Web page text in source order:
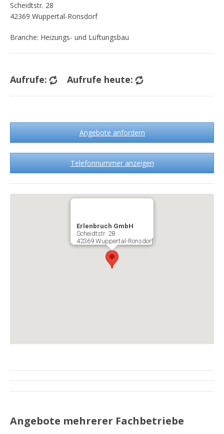
Scheidtstr. 28
42369 Wuppertal-Ronsdorf
Branche: Heizungs- und Lüftungsbau
Aufrufe: Aufrufe heute:
Angebote anfordern
Telefonnummer anzeigen
Erlenbruch GmbH
Scheidtstr. 28
42369 Wuppertal-Ronsdorf
Angebote mehrerer Fachbetriebe